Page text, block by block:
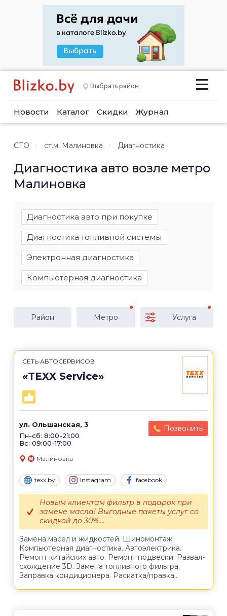
Выбрать район
Новости Каталог Скидки Журнал
СТО ст.м. Малиновка Диагностика
Диагностика авто возле метро
Малиновка
Диагностика авто при покупке
Диагностика топливной системы
Электронная диагностика
Компьютерная диагностика
Район Метро Услуга
СЕТЬ АВТОСЕРВИСОВ
«TEXX Service»
ул. Ольшанская, 3
Пн-сб: 8:00-21:00
Вс: 09:00-17:00
Позвонить
Малиновка
texx.by Instagram facebook
Замена масел и жидкостей. Шиномонтаж.
Компьютерная диагностика. Автоэлектрика.
Ремонт китайских авто. Ремонт подвески. Развал-
схождение 3D. Замена топливного фильтра.
Заправка кондиционера. Раскатка/правка...
Новым клиентам фильтр в подарок при
замене масла! Выгодные пакеты услуг со
скидкой до 30%....